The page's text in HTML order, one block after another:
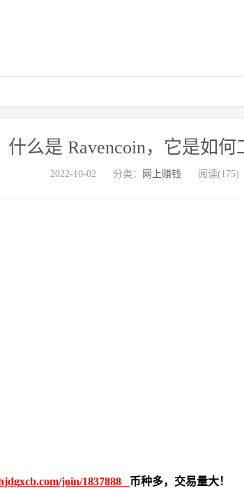
什么是 Ravencoin，它是如何
2022-10-02 分类： 网上赚钱 阅读(175)
join/1837888 币种多，交易量大！